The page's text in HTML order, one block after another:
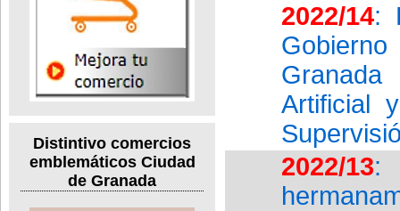
Distintivo comercios
emblemáticos Ciudad
de Granada
2022/14:
Artificial
2022/13: